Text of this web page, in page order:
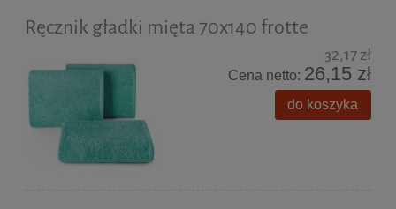
Ręcznik gładki mięta 70x140 frotte
32,17 zł
Cena netto: 26,15 zł
do koszyka